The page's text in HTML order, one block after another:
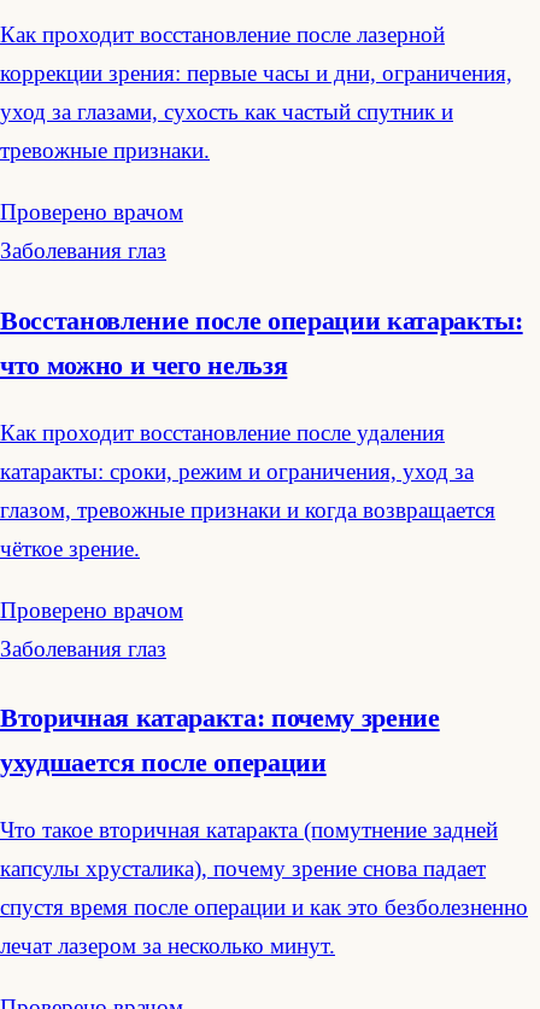
Как проходит восстановление после лазерной
коррекции зрения: первые часы и дни, ограничения,
уход за глазами, сухость как частый спутник и
тревожные признаки.
Проверено врачом
Заболевания глаз
Восстановление после операции катаракты:
что можно и чего нельзя
Как проходит восстановление после удаления
катаракты: сроки, режим и ограничения, уход за
глазом, тревожные признаки и когда возвращается
чёткое зрение.
Проверено врачом
Заболевания глаз
Вторичная катаракта: почему зрение
ухудшается после операции
Что такое вторичная катаракта (помутнение задней
капсулы хрусталика), почему зрение снова падает
спустя время после операции и как это безболезненно
лечат лазером за несколько минут.